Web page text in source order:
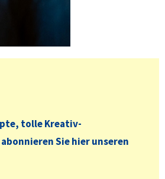
tolle Kreativ-
Sie hier unseren